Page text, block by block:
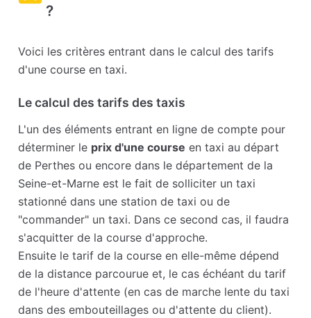
?
Voici les critères entrant dans le calcul des tarifs
d'une course en taxi.
Le calcul des tarifs des taxis
L'un des éléments entrant en ligne de compte pour
déterminer le prix d'une course en taxi au départ
de Perthes ou encore dans le département de la
Seine-et-Marne est le fait de solliciter un taxi
stationné dans une station de taxi ou de
"commander" un taxi. Dans ce second cas, il faudra
s'acquitter de la course d'approche.
Ensuite le tarif de la course en elle-même dépend
de la distance parcourue et, le cas échéant du tarif
de l'heure d'attente (en cas de marche lente du taxi
dans des embouteillages ou d'attente du client).